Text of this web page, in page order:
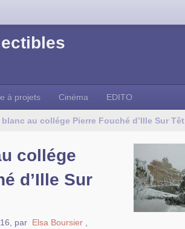
à projets Cinéma EDITO
au collége Pierre Fouché d’Ille Sur Têt
collége
d’Ille Sur
par Elsa Boursier